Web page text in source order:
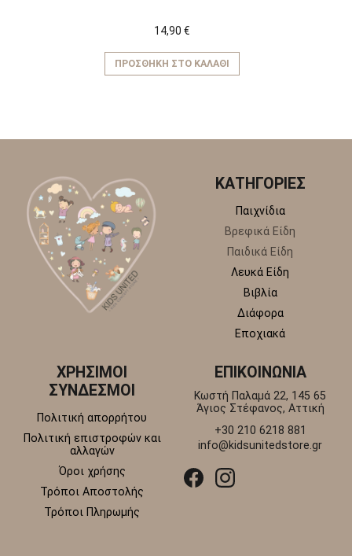
14,90 €
ΠΡΟΣΘΉΚΗ ΣΤΟ ΚΑΛΆΘΙ
ΚΑΤΗΓΟΡΙΕΣ
Παιχνίδια
Βρεφικά Είδη
Παιδικά Είδη
Λευκά Είδη
Βιβλία
Διάφορα
Εποχιακά
ΧΡΗΣΙΜΟΙ
ΣΥΝΔΕΣΜΟΙ
Πολιτική απορρήτου
Πολιτική επιστροφών και
αλλαγών
Όροι χρήσης
Τρόποι Αποστολής
Τρόποι Πληρωμής
ΕΠΙΚΟΙΝΩΝΙΑ
Κωστή Παλαμά 22, 145 65
Άγιος Στέφανος, Αττική
+30 210 6218 881
info@kidsunitedstore.gr